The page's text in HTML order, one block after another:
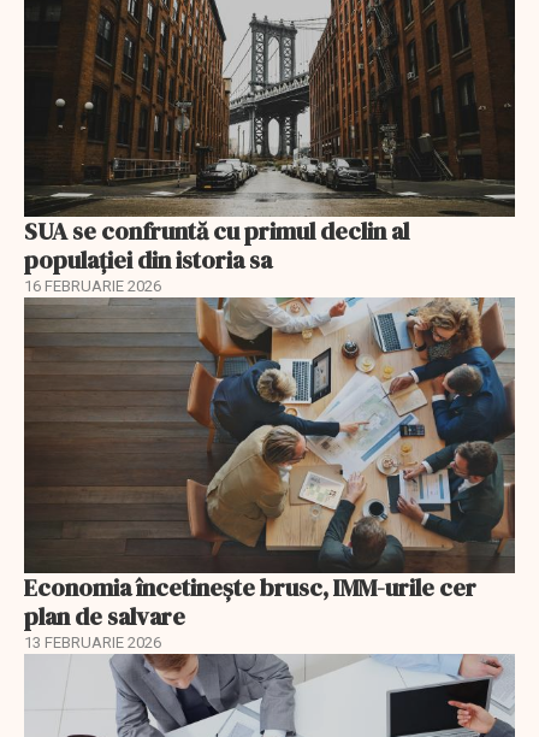
SUA se confruntă cu primul declin al
populației din istoria sa
16 FEBRUARIE 2026
Economia încetinește brusc, IMM-urile cer
plan de salvare
13 FEBRUARIE 2026